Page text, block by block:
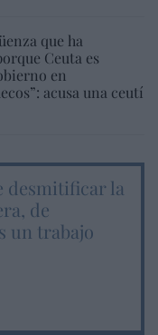
que ha
Ceuta es
en
acusa una ceutí
desmitificar la
de
un trabajo